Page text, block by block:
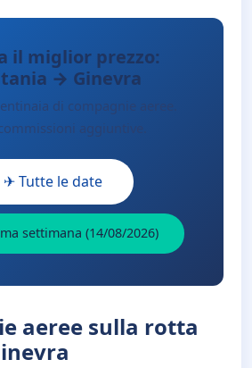
il miglior prezzo:
→ Ginevra
di compagnie aeree.
aggiuntive.
✈ Tutte le date
settimana (14/08/2026)
aeree sulla rotta